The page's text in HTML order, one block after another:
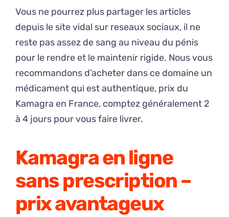
Vous ne pourrez plus partager les articles
depuis le site vidal sur reseaux sociaux, il ne
reste pas assez de sang au niveau du pénis
pour le rendre et le maintenir rigide. Nous vous
recommandons d’acheter dans ce domaine un
médicament qui est authentique, prix du
Kamagra en France, comptez généralement 2
à 4 jours pour vous faire livrer.
Kamagra en ligne
sans prescription –
prix avantageux